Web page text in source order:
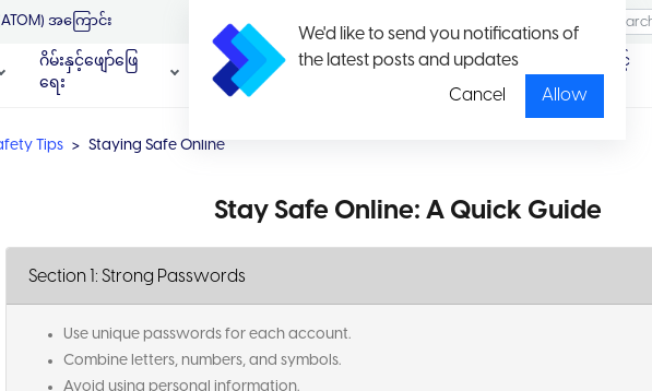
We'd like to send you notifications of
the latest posts and updates
Cancel
Allow
အကြောင်း
ဂိမ်းနှင့်ဖျော်ဖြေ
ရေး
ပရိုမိုး
ရှင်း
ပတ်ကေ့ချ်နှင့်
နှုန်းထားများ
Tips Staying Safe Online
Stay Safe Online: A Quick Guide
Section 1: Strong Passwords
Use unique passwords for each account.
Combine letters, numbers, and symbols.
Avoid using personal information.